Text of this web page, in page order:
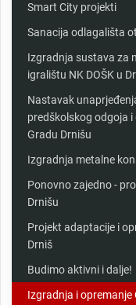
Smart City projekti
Sanacija odlagališta
Izgradnja sustava za
igralištu NK DOŠK u
Nastavak
predškolskog odgoja
Gradu Drnišu
Izgradnja metalne
Ponovno zajedno -
Drnišu
Projekt adaptacije i
Drniš
Budimo aktivni i dalje!
Izgradnja i opremanje